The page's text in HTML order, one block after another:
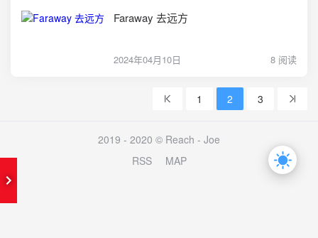
Faraway 去远方
2024年04月10日 8 阅读
1 2 3
2019 - 2020 © Reach - Joe
RSS
MAP